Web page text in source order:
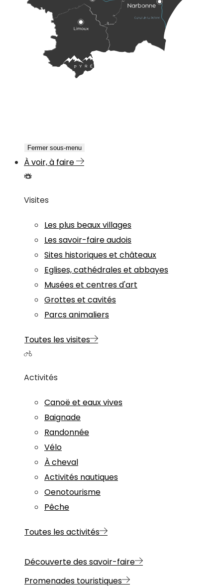
Fermer sous-menu
À voir, à faire
Visites
Les plus beaux villages
Les savoir-faire audois
Sites historiques et châteaux
Eglises, cathédrales et abbayes
Musées et centres d'art
Grottes et cavités
Parcs animaliers
Toutes les visites
Activités
Canoë et eaux vives
Baignade
Randonnée
Vélo
À cheval
Activités nautiques
Oenotourisme
Pêche
Toutes les activités
Découverte des savoir-faire
Promenades touristiques